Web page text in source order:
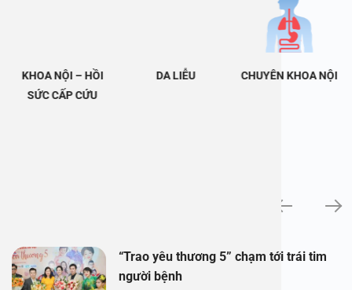
KHOA NỘI – HỒI
SỨC CẤP CỨU
DA LIỄU CHUYÊN KHOA NỘI
“Trao yêu thương 5” chạm tới trái tim
người bệnh